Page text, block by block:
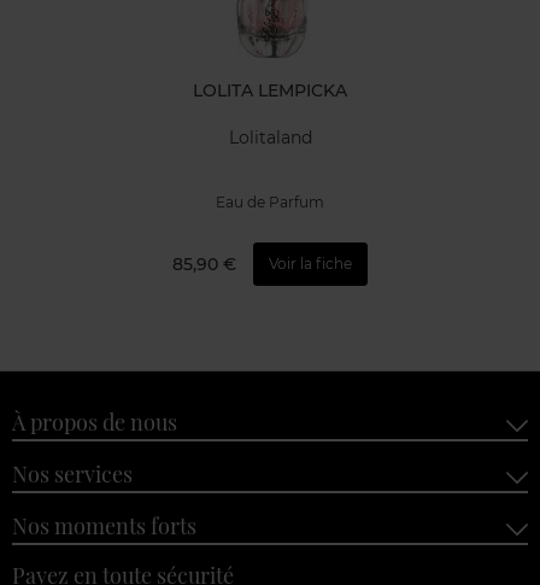
LOLITA LEMPICKA
Lolitaland
Eau de Parfum
85,90 € Voir la fiche
À propos de nous
Nos services
Nos moments forts
Payez en toute sécurité